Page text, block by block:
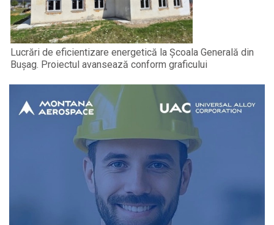
Lucrări de eficientizare energetică la Școala Generală din
Bușag. Proiectul avansează conform graficului